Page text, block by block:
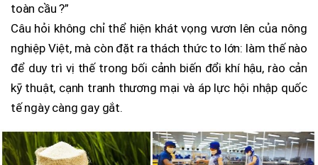
toàn cầu ?”
Câu hỏi không chỉ thể hiện khát vọng vươn lên của nông
nghiệp Việt, mà còn đặt ra thách thức to lớn: làm thế nào
để duy trì vị thế trong bối cảnh biến đổi khí hậu, rào cản
kỹ thuật, cạnh tranh thương mại và áp lực hội nhập quốc
tế ngày càng gay gắt.